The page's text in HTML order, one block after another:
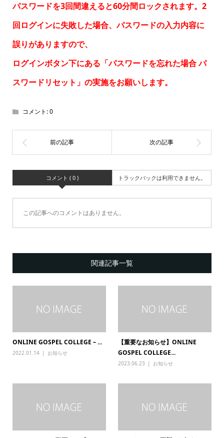
パスワードを3回間違えると60分間ロックされます。2
回ログインに失敗した場合、パスワードの入力内容に
誤りがありますので、
ログインボタン下にある「パスワードを忘れた場合パ
スワードリセット 」の実施をお願いします。
コメント:0
コメント ( 0 ) トラックバックは利用できません。
この記事へのコメントはありません。
関連記事一覧
ONLINE GOSPEL COLLEGE – ...
2022.01.14 お知らせ
【重要なお知らせ】ONLINE
GOSPEL COLLEGE...
2023.06.23 お知らせ